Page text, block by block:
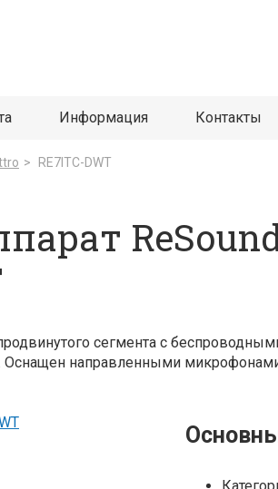
Информация Контакты
> RE7ITC-DWT
сегмента с
Оснащен направленными